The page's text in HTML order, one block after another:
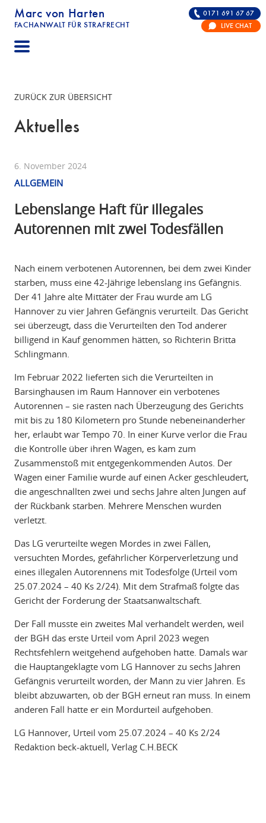
Marc von Harten
FACHANWALT FÜR STRAFRECHT
STRAFRECHT | RECHTSANWALT FÜR DIE
0171 691 67 67
LIVE CHAT
ZURÜCK ZUR ÜBERSICHT
Aktuelles
6. November 2024
ALLGEMEIN
Lebenslange Haft für illegales
Autorennen mit zwei Todesfällen
Nach einem verbotenen Autorennen, bei dem zwei Kinder
starben, muss eine 42-Jährige lebenslang ins Gefängnis.
Der 41 Jahre alte Mittäter der Frau wurde am LG
Hannover zu vier Jahren Gefängnis verurteilt. Das Gericht
sei überzeugt, dass die Verurteilten den Tod anderer
billigend in Kauf genommen hätten, so Richterin Britta
Schlingmann.
Im Februar 2022 lieferten sich die Verurteilten in
Barsinghausen im Raum Hannover ein verbotenes
Autorennen – sie rasten nach Überzeugung des Gerichts
mit bis zu 180 Kilometern pro Stunde nebeneinanderher
her, erlaubt war Tempo 70. In einer Kurve verlor die Frau
die Kontrolle über ihren Wagen, es kam zum
Zusammenstoß mit entgegenkommenden Autos. Der
Wagen einer Familie wurde auf einen Acker geschleudert,
die angeschnallten zwei und sechs Jahre alten Jungen auf
der Rückbank starben. Mehrere Menschen wurden
verletzt.
Das LG verurteilte wegen Mordes in zwei Fällen,
versuchten Mordes, gefährlicher Körperverletzung und
eines illegalen Autorennens mit Todesfolge (Urteil vom
25.07.2024 – 40 Ks 2/24). Mit dem Strafmaß folgte das
Gericht der Forderung der Staatsanwaltschaft.
Der Fall musste ein zweites Mal verhandelt werden, weil
der BGH das erste Urteil vom April 2023 wegen
Rechtsfehlern weitgehend aufgehoben hatte. Damals war
die Hauptangeklagte vom LG Hannover zu sechs Jahren
Gefängnis verurteilt worden, der Mann zu vier Jahren. Es
bleibt abzuwarten, ob der BGH erneut ran muss. In einem
anderen Fall hatte er ein Mordurteil aufgehoben.
LG Hannover, Urteil vom 25.07.2024 – 40 Ks 2/24
Redaktion beck-aktuell, Verlag C.H.BECK